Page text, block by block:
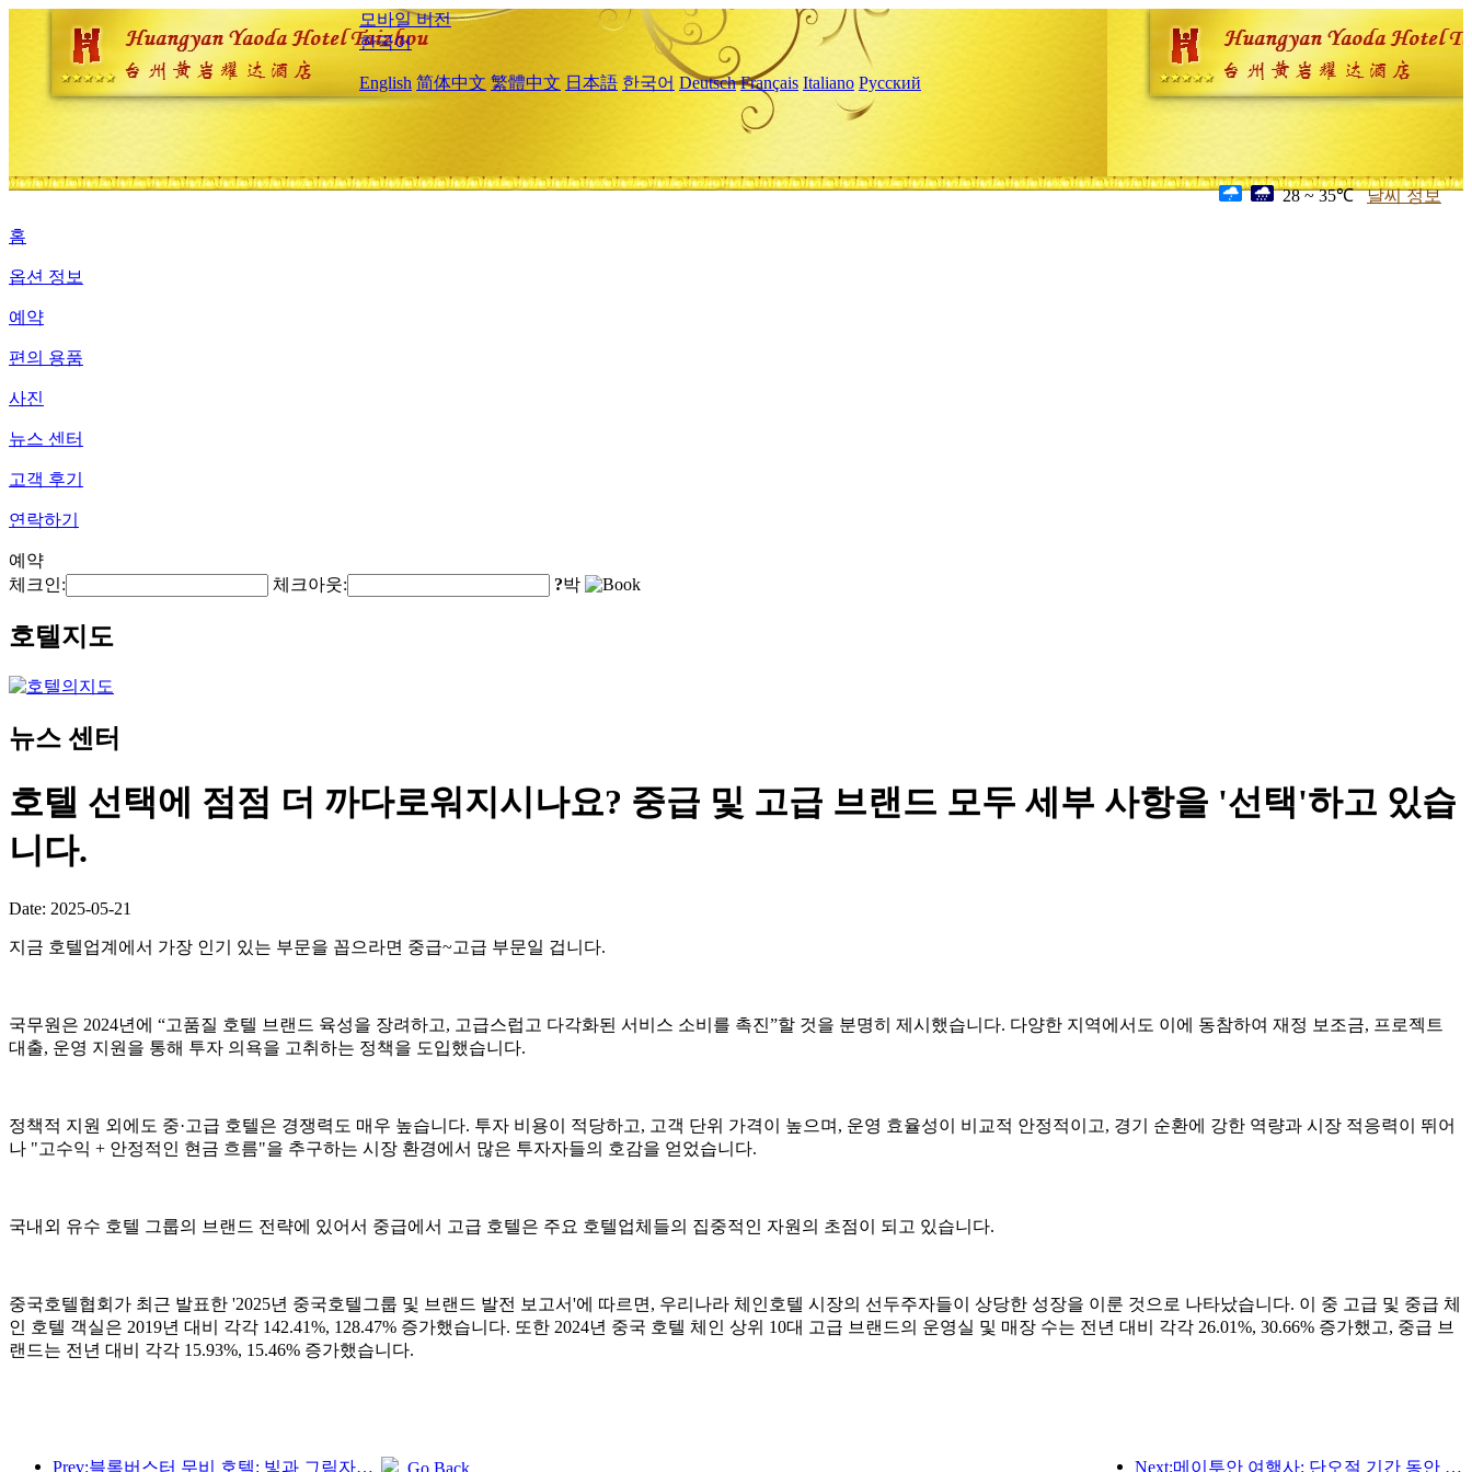
모바일 버전
한국어
English 简体中文 繁體中文 日本語 한국어 Deutsch Français Italiano Русский
28 ~ 35℃ 날씨 정보
홈
옵션 정보
예약
편의 용품
사진
뉴스 센터
고객 후기
연락하기
예약
체크인:
체크아웃: ?박
호텔지도
뉴스 센터
호텔 선택에 점점 더 까다로워지시나요? 중급 및 고급 브랜드 모두 세부 사항을 '선택'하고 있습
니다.
Date: 2025-05-21
지금 호텔업계에서 가장 인기 있는 부문을 꼽으라면 중급~고급 부문일 겁니다.
국무원은 2024년에 “고품질 호텔 브랜드 육성을 장려하고, 고급스럽고 다각화된 서비스 소비를 촉진”할 것을 분명히 제시했습니다. 다양한 지역에서도 이에 동참하여 재정 보조금, 프로젝트
대출, 운영 지원을 통해 투자 의욕을 고취하는 정책을 도입했습니다.
정책적 지원 외에도 중·고급 호텔은 경쟁력도 매우 높습니다. 투자 비용이 적당하고, 고객 단위 가격이 높으며, 운영 효율성이 비교적 안정적이고, 경기 순환에 강한 역량과 시장 적응력이 뛰어
나 "고수익 + 안정적인 현금 흐름"을 추구하는 시장 환경에서 많은 투자자들의 호감을 얻었습니다.
국내외 유수 호텔 그룹의 브랜드 전략에 있어서 중급에서 고급 호텔은 주요 호텔업체들의 집중적인 자원의 초점이 되고 있습니다.
중국호텔협회가 최근 발표한 '2025년 중국호텔그룹 및 브랜드 발전 보고서'에 따르면, 우리나라 체인호텔 시장의 선두주자들이 상당한 성장을 이룬 것으로 나타났습니다. 이 중 고급 및 중급 체
인 호텔 객실은 2019년 대비 각각 142.41%, 128.47% 증가했습니다. 또한 2024년 중국 호텔 체인 상위 10대 고급 브랜드의 운영실 및 매장 수는 전년 대비 각각 26.01%, 30.66% 증가했고, 중급 브
랜드는 전년 대비 각각 15.93%, 15.46% 증가했습니다.
Prev:블록버스터 무비 호텔: 빛과 그림자의 여정에 푹 빠진 블록버스터 무비 호텔은 새로운 여행 경험을 정의합니다. Next:메이투안 여행사: 단오절 기간 동안 각 지방의 고급 호텔 예약이 활발히 이뤄지고 있으며, 아이를 동반한 가족이 주요 고객으로 떠오르고 있다.
Go Back